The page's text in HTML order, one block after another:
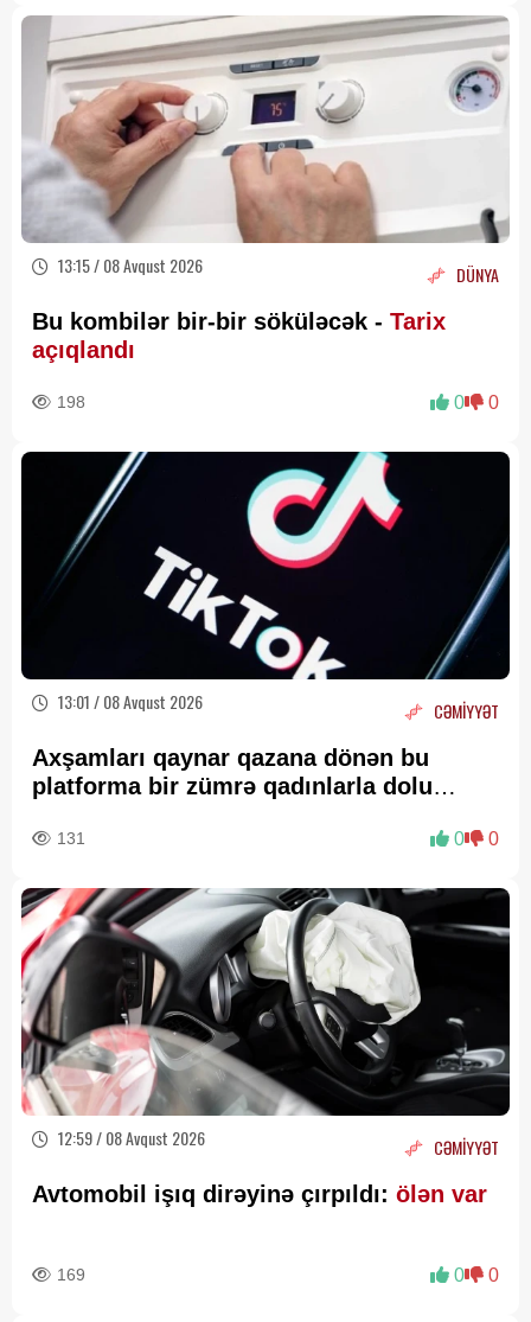
13:15 / 08 Avqust 2026 DÜNYA
Bu kombilər bir-bir söküləcək - Tarix
açıqlandı
198 0 0
13:01 / 08 Avqust 2026 CƏMİYYƏT
Axşamları qaynar qazana dönən bu
platforma bir zümrə qadınlarla dolu
131 0 0
12:59 / 08 Avqust 2026 CƏMİYYƏT
Avtomobil işıq dirəyinə çırpıldı: ölən var
169 0 0